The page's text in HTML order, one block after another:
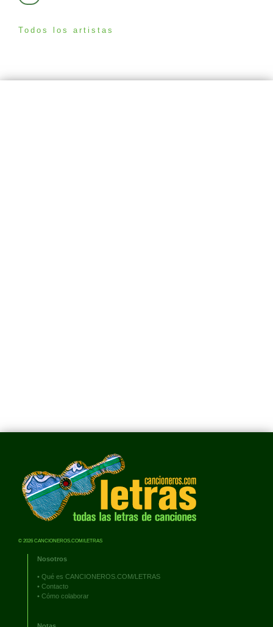
Todos los artistas
© 2026 CANCIONEROS.COM/LETRAS
Nosotros
• Qué es CANCIONEROS.COM/LETRAS
• Contacto
• Cómo colaborar